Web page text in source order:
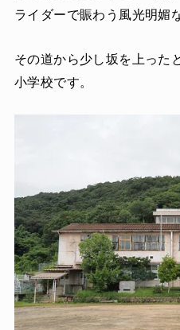
ライダーで賑わう風光明媚
その道から少し坂を上った
小学校です。